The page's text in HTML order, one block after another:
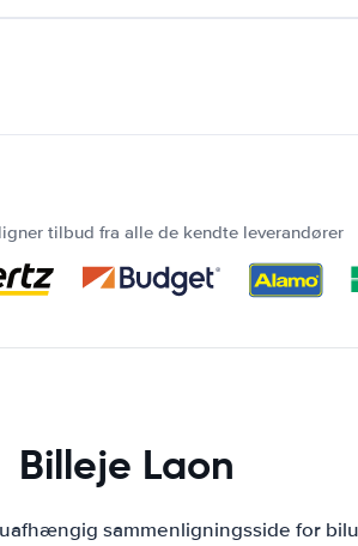
tilbud fra alle de kendte leverandører
Billeje Laon
sammenligningsside for